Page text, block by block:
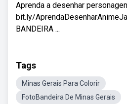
Aprenda a desenhar
bit.ly/
BANDEIRA ...
Tags
Minas Gerais Para Colorir
FotoBandeira De Minas Gerais